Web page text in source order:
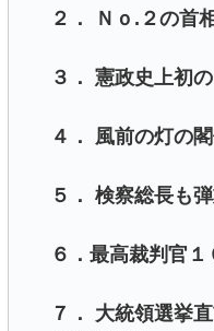
２． Ｎｏ.２の首
３． 憲政史上初
４． 風前の灯の閣
５． 検察総長も
６．最高裁判官１
７． 大統領選挙